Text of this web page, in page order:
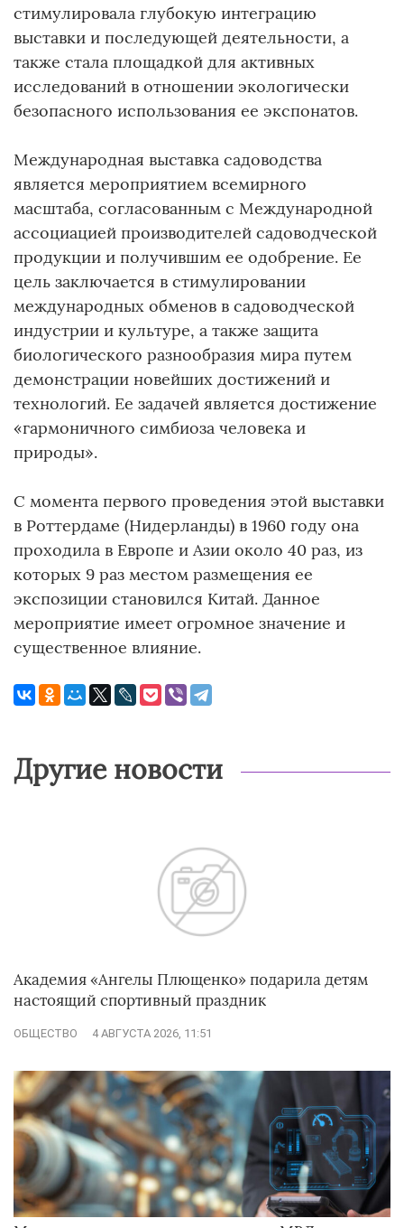
стимулировала глубокую интеграцию
выставки и последующей деятельности, а
также стала площадкой для активных
исследований в отношении экологически
безопасного использования ее экспонатов.
Международная выставка садоводства
является мероприятием всемирного
масштаба, согласованным с Международной
ассоциацией производителей садоводческой
продукции и получившим ее одобрение. Ее
цель заключается в стимулировании
международных обменов в садоводческой
индустрии и культуре, а также защита
биологического разнообразия мира путем
демонстрации новейших достижений и
технологий. Ее задачей является достижение
«гармоничного симбиоза человека и
природы».
С момента первого проведения этой выставки
в Роттердаме (Нидерланды) в 1960 году она
проходила в Европе и Азии около 40 раз, из
которых 9 раз местом размещения ее
экспозиции становился Китай. Данное
мероприятие имеет огромное значение и
существенное влияние.
Другие новости
Академия «Ангелы Плющенко» подарила детям
настоящий спортивный праздник
ОБЩЕСТВО 4 АВГУСТА 2026, 11:51